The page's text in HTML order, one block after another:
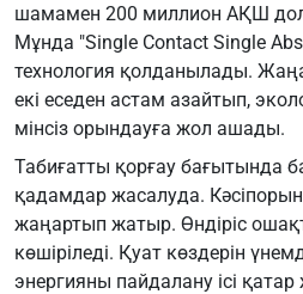
шамамен 200 миллион АҚШ
Мұнда "Single Contact Single
технология қолданылады. Жаңа
екі еседен астам азайтып,
мінсіз орындауға жол ашады.
Табиғатты қорғау бағытында
қадамдар жасалуда. Кәсіпорын
жаңартып жатыр. Өндіріс
көшіріледі. Қуат көздерін
энергияны пайдалану ісі қатар